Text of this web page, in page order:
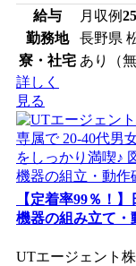
給与
月収例
勤務地
長野県
寮・社宅 あり（無
詳しく
見る
【定着率99％！
機器の組み立て・
UTエージェント